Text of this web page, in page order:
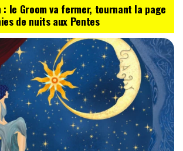
: le Groom va fermer, tournant la page
de nuits aux Pentes